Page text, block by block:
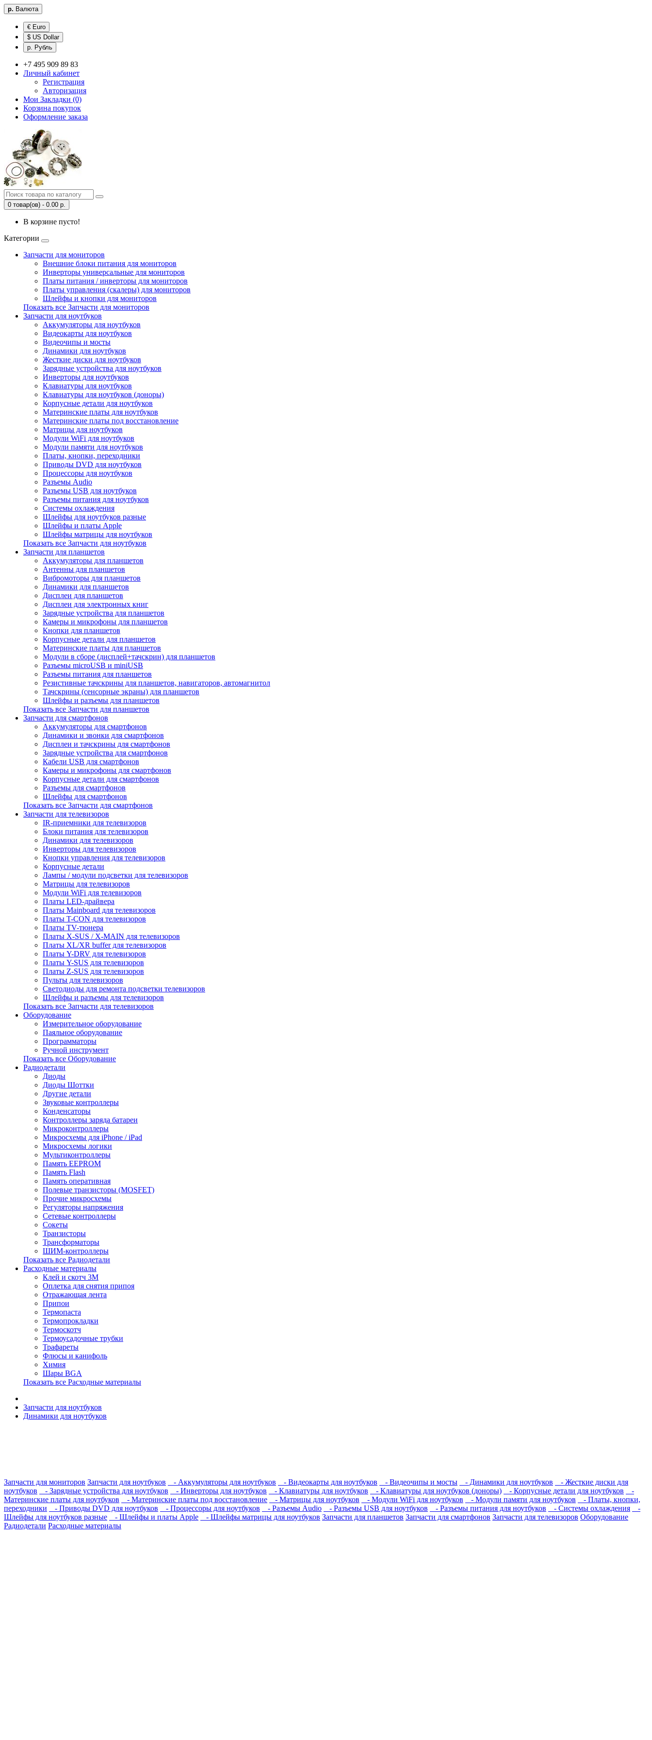
р. Валюта
€ Euro
$ US Dollar
р. Рубль
+7 495 909 89 83
Личный кабинет
Регистрация
Авторизация
Мои Закладки (0)
Корзина покупок
Оформление заказа
0 товар(ов) - 0.00 р.
В корзине пусто!
Категории
Запчасти для мониторов
Внешние блоки питания для мониторов
Инверторы универсальные для мониторов
Платы питания / инверторы для мониторов
Платы управления (скалеры) для мониторов
Шлейфы и кнопки для мониторов
Показать все Запчасти для мониторов
Запчасти для ноутбуков
Аккумуляторы для ноутбуков
Видеокарты для ноутбуков
Видеочипы и мосты
Динамики для ноутбуков
Жесткие диски для ноутбуков
Зарядные устройства для ноутбуков
Инверторы для ноутбуков
Клавиатуры для ноутбуков
Клавиатуры для ноутбуков (доноры)
Корпусные детали для ноутбуков
Материнские платы для ноутбуков
Материнские платы под восстановление
Матрицы для ноутбуков
Модули WiFi для ноутбуков
Модули памяти для ноутбуков
Платы, кнопки, переходники
Приводы DVD для ноутбуков
Процессоры для ноутбуков
Разъемы Audio
Разъемы USB для ноутбуков
Разъемы питания для ноутбуков
Системы охлаждения
Шлейфы для ноутбуков разные
Шлейфы и платы Apple
Шлейфы матрицы для ноутбуков
Показать все Запчасти для ноутбуков
Запчасти для планшетов
Аккумуляторы для планшетов
Антенны для планшетов
Вибромоторы для планшетов
Динамики для планшетов
Дисплеи для планшетов
Дисплеи для электронных книг
Зарядные устройства для планшетов
Камеры и микрофоны для планшетов
Кнопки для планшетов
Корпусные детали для планшетов
Материнские платы для планшетов
Модули в сборе (дисплей+тачскрин) для планшетов
Разъемы microUSB и miniUSB
Разъемы питания для планшетов
Резистивные тачскрины для планшетов, навигаторов, автомагнитол
Тачскрины (сенсорные экраны) для планшетов
Шлейфы и разъемы для планшетов
Показать все Запчасти для планшетов
Запчасти для смартфонов
Аккумуляторы для смартфонов
Динамики и звонки для смартфонов
Дисплеи и тачскрины для смартфонов
Зарядные устройства для смартфонов
Кабели USB для смартфонов
Камеры и микрофоны для смартфонов
Корпусные детали для смартфонов
Разъемы для смартфонов
Шлейфы для смартфонов
Показать все Запчасти для смартфонов
Запчасти для телевизоров
IR-приемники для телевизоров
Блоки питания для телевизоров
Динамики для телевизоров
Инверторы для телевизоров
Кнопки управления для телевизоров
Корпусные детали
Лампы / модули подсветки для телевизоров
Матрицы для телевизоров
Модули WiFi для телевизоров
Платы LED-драйвера
Платы Mainboard для телевизоров
Платы T-CON для телевизоров
Платы TV-тюнера
Платы X-SUS / X-MAIN для телевизоров
Платы XL/XR buffer для телевизоров
Платы Y-DRV для телевизоров
Платы Y-SUS для телевизоров
Платы Z-SUS для телевизоров
Пульты для телевизоров
Светодиоды для ремонта подсветки телевизоров
Шлейфы и разъемы для телевизоров
Показать все Запчасти для телевизоров
Оборудование
Измерительное оборудование
Паяльное оборудование
Программаторы
Ручной инструмент
Показать все Оборудование
Радиодетали
Диоды
Диоды Шоттки
Другие детали
Звуковые контроллеры
Конденсаторы
Контроллеры заряда батареи
Микроконтроллеры
Микросхемы для iPhone / iPad
Микросхемы логики
Мультиконтроллеры
Память EEPROM
Память Flash
Память оперативная
Полевые транзисторы (MOSFET)
Прочие микросхемы
Регуляторы напряжения
Сетевые контроллеры
Сокеты
Транзисторы
Трансформаторы
ШИМ-контроллеры
Показать все Радиодетали
Расходные материалы
Клей и скотч 3M
Оплетка для снятия припоя
Отражающая лента
Припои
Термопаста
Термопрокладки
Термоскотч
Термоусадочные трубки
Трафареты
Флюсы и канифоль
Химия
Шары BGA
Показать все Расходные материалы
Запчасти для ноутбуков
Динамики для ноутбуков
Запчасти для мониторов Запчасти для ноутбуков - Аккумуляторы для ноутбуков - Видеокарты для ноутбуков - Видеочипы и мосты - Динамики для ноутбуков
- Жесткие диски для
ноутбуков
- Зарядные устройства для ноутбуков - Инверторы для ноутбуков - Клавиатуры для ноутбуков - Клавиатуры для ноутбуков (доноры) - Корпусные детали для ноутбуков
-
Материнские платы для ноутбуков
- Материнские платы под восстановление - Матрицы для ноутбуков - Модули WiFi для ноутбуков - Модули памяти для ноутбуков
- Платы, кнопки,
переходники
- Приводы DVD для ноутбуков - Процессоры для ноутбуков - Разъемы Audio - Разъемы USB для ноутбуков - Разъемы питания для ноутбуков - Системы охлаждения
-
Шлейфы для ноутбуков разные
- Шлейфы и платы Apple - Шлейфы матрицы для ноутбуков Запчасти для планшетов Запчасти для смартфонов Запчасти для телевизоров Оборудование
Радиодетали Расходные материалы